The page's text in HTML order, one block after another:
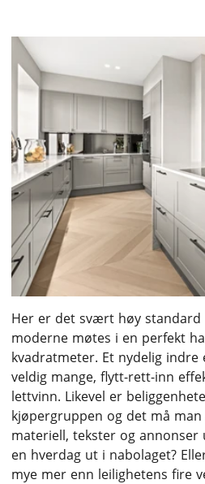
Her er det svært høy standard
moderne møtes i en perfekt
kvadratmeter. Et nydelig
veldig mange, flytt-rett-inn
lettvinn. Likevel er
kjøpergruppen og det må
materiell, tekster og
en hverdag ut i nabolaget?
mye mer enn leilighetens fire